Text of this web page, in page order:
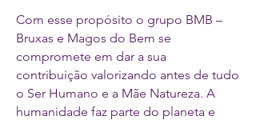
Com esse propósito o grupo BMB –
Bruxas e Magos do Bem se
compromete em dar a sua
contribuição valorizando antes de tudo
o Ser Humano e a Mãe Natureza. A
humanidade faz parte do planeta e